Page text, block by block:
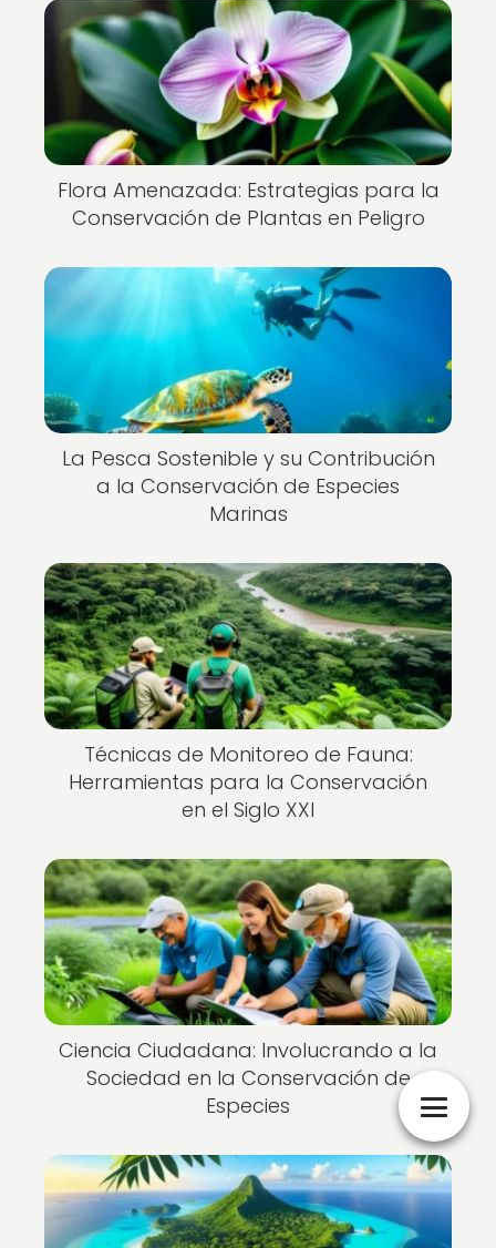
Flora Amenazada: Estrategias para la
Conservación de Plantas en Peligro
La Pesca Sostenible y su Contribución
a la Conservación de Especies
Marinas
Técnicas de Monitoreo de Fauna:
Herramientas para la Conservación
en el Siglo XXI
Ciencia Ciudadana: Involucrando a la
Sociedad en la Conservación de
Especies